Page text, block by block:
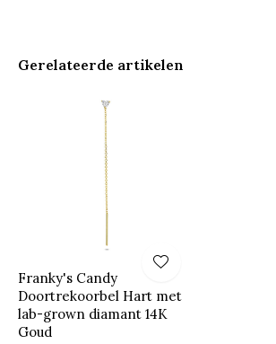
Gerelateerde artikelen
Franky's Candy
Doortrekoorbel Hart met
lab-grown diamant 14K
Goud